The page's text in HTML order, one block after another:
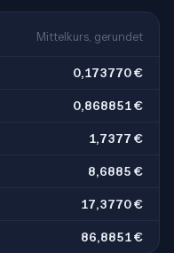
Mittelkurs, gerundet
0,173770 €
0,868851 €
1,7377 €
8,6885 €
17,3770 €
86,8851 €